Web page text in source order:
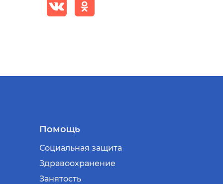
Помощь
Социальная защита
Здравоохранение
Занятость